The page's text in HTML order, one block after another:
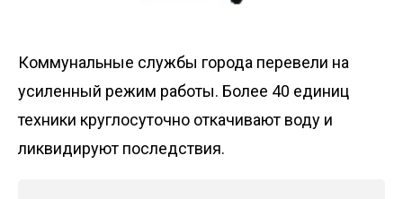
Коммунальные службы города перевели на
усиленный режим работы. Более 40 единиц
техники круглосуточно откачивают воду и
ликвидируют последствия.